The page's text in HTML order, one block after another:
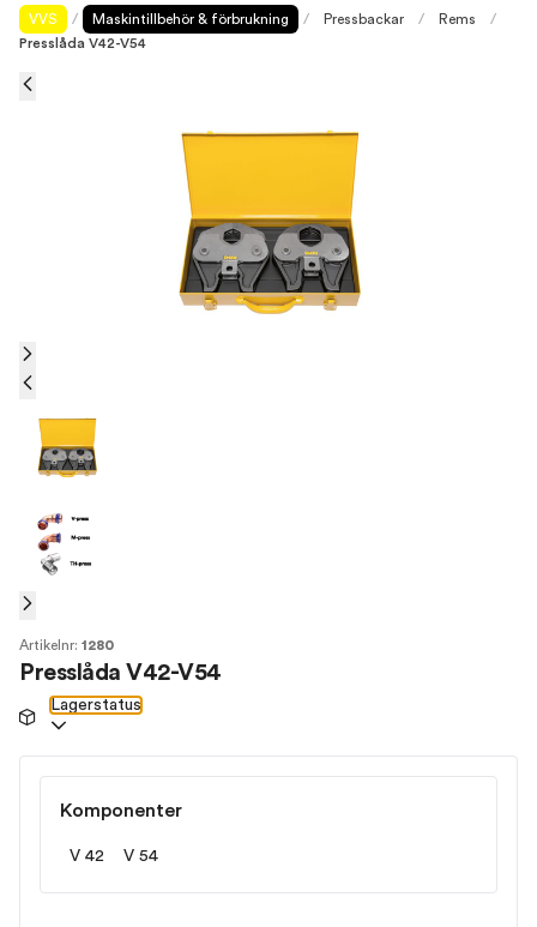
VVS / Maskintillbehör & förbrukning / Pressbackar / Rems
/
Presslåda V42-V54
Artikelnr: 1280
Presslåda V42-V54
Lagerstatus
Komponenter
V 42 V 54